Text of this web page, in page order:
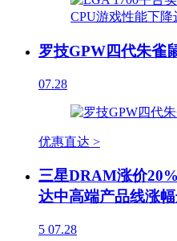
罗技GPW四代朱雀
07.28
优惠直达 >
三星DRAM涨价
达中高端产品线涨
5 07.28